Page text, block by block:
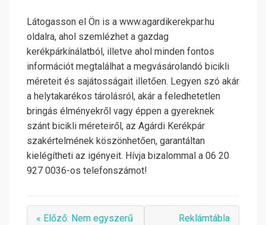
Látogasson el Ön is a www.agardikerekpar.hu
oldalra, ahol szemlézhet a gazdag
kerékpárkínálatból, illetve ahol minden fontos
információt megtalálhat a megvásárolandó bicikli
méreteit és sajátosságait illetően. Legyen szó akár
a helytakarékos tárolásról, akár a feledhetetlen
bringás élményekről vagy éppen a gyereknek
szánt bicikli méreteiről, az Agárdi Kerékpár
szakértelmének köszönhetően, garantáltan
kielégítheti az igényeit. Hívja bizalommal a 06 20
927 0036-os telefonszámot!
« Előző: Nem egyszerű
Reklámtábla